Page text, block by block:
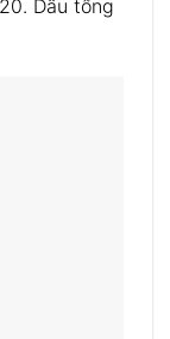
Dầu tổng